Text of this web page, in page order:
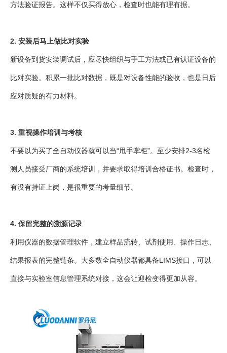
方法验证报告。这样不仅买得放心，检查时也能有理有据。
2. 安装后马上做比对实验
新设备到货安装调试后，应尽快组织与手工方法或已有认证设备的
比对实验。积累一批比对数据，既是对设备性能的验收，也是日后
应对质疑的有力材料。
3. 重视操作培训与考核
不要以为买了全自动仪器就可以当“甩手掌柜”。至少安排2-3名检
测人员接受厂商的系统培训，并要求取得培训合格证书。检查时，
有没有持证上岗，是很重要的考量细节。
4. 保留完整的溯源记录
利用仪器的数据管理软件，建立样品流转、试剂使用、操作日志、
结果报表的完整链条。大多数全自动仪器都具备LIMS接口，可以
直接与实验室信息管理系统对接，这会让迎检变得更加从容。